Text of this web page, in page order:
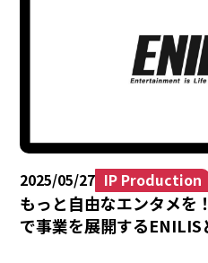
2025/05/27 IP Production
もっと自由なエンタメ
で事業を展開するENILIS